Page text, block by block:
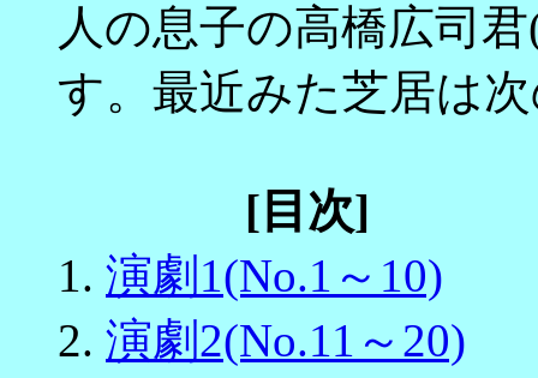
人の息子の高橋広司
す。最近みた芝居は
[目次]
1. 演劇1(No.1～10)
2. 演劇2(No.11～20)